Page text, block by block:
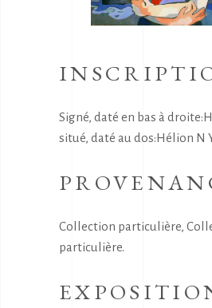
Signé, daté en bas à
situé, daté au dos:Hélion N
Collection particulière,
particulière.